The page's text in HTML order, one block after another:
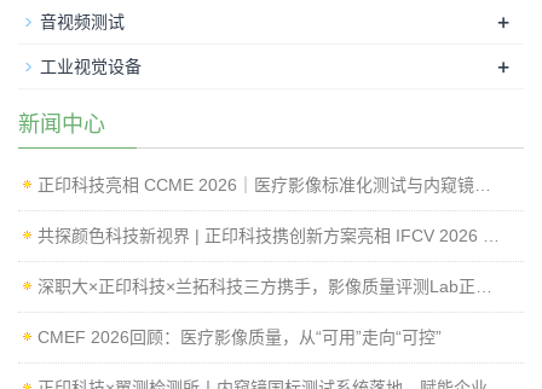
音视频测试 +
工业视觉设备 +
新闻中心
CMEF 2026回顾：医疗影像质量，从“可用”走向“可控”